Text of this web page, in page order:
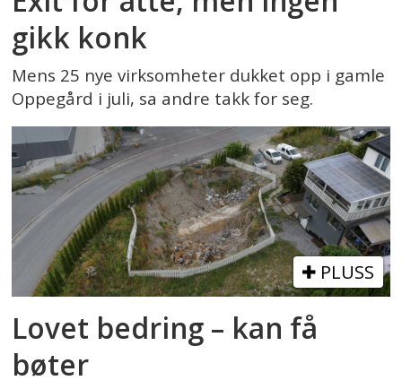
gikk konk
Mens 25 nye virksomheter dukket opp i gamle
Oppegård i juli, sa andre takk for seg.
PLUSS
Lovet bedring – kan få
bøter